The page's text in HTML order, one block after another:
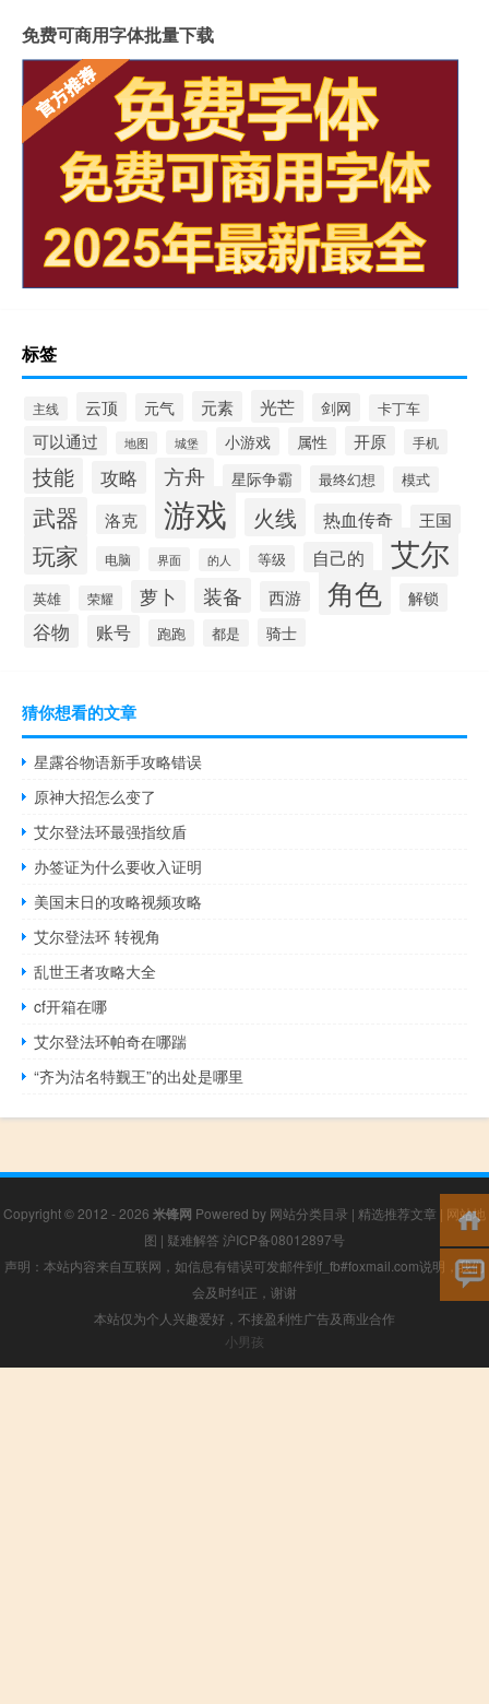
免费可商用字体批量下载
标签
主线 云顶 元气 元素 光芒 剑网 卡丁车
可以通过 地图 城堡 小游戏 属性 开原 手机
技能 攻略 方舟 星际争霸 最终幻想 模式
武器 洛克 游戏 火线 热血传奇 王国
玩家 电脑 界面 的人 等级 自己的 艾尔
英雄 荣耀 萝卜 装备 西游 角色 解锁
谷物 账号 跑跑 都是 骑士
猜你想看的文章
星露谷物语新手攻略错误
原神大招怎么变了
艾尔登法环最强指纹盾
办签证为什么要收入证明
美国末日的攻略视频攻略
艾尔登法环 转视角
乱世王者攻略大全
cf开箱在哪
艾尔登法环帕奇在哪踹
“齐为沽名特觐王”的出处是哪里
Copyright © 2012 - 2026 米锋网 Powered by 网站分类目录 | 精选推荐文章 | 网站地
图 | 疑难解答 沪ICP备08012897号
声明：本站内容来自互联网，如信息有错误可发邮件到f_fb#foxmail.com说明，我们
会及时纠正，谢谢
本站仅为个人兴趣爱好，不接盈利性广告及商业合作
小男孩